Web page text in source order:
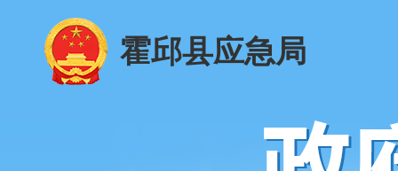
霍邱县应急局